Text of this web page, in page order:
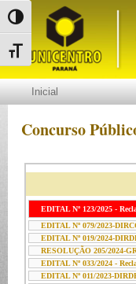
Alternar alto contraste
Alternar tamanho da fonte
Inicial
Concurso
EDITAL Nº 123/2025 -
EDITAL Nº 079/2023-
EDITAL Nº 019/2024-
RESOLUÇÃO 205/2024-
EDITAL Nº 033/2024 -
EDITAL Nº 011/2023-